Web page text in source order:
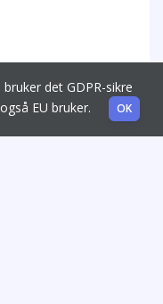
det GDPR-sikre
EU bruker.
OK